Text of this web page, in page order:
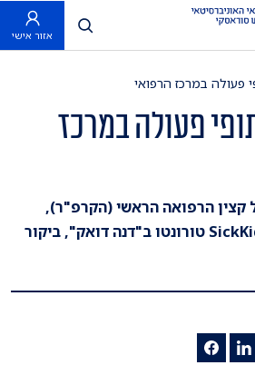
פתח חיפוש
אזור אישי
פעולה במרכז הרפואי
פעולה במרכז
קצין הרפואה הראשי (הקרפ"ר),
ביקור נשיא ומנכ"ל SickKids טורונטו ב"דנה דואק", ביקור